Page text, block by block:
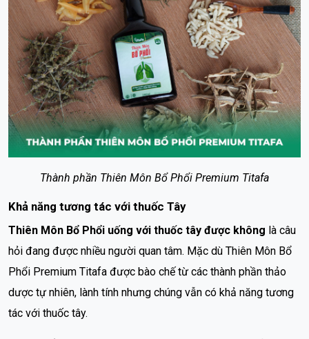
Thành phần Thiên Môn Bổ Phổi Premium Titafa
Khả năng tương tác với thuốc Tây
Thiên Môn Bổ Phổi uống với thuốc tây được không là câu
hỏi đang được nhiều người quan tâm. Mặc dù Thiên Môn Bổ
Phổi Premium Titafa được bào chế từ các thành phần thảo
dược tự nhiên, lành tính nhưng chúng vẫn có khả năng tương
tác với thuốc tây.